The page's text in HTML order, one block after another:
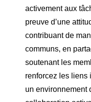
activement aux
preuve d’une
contribuant de
communs, en
soutenant les
renforcez les liens
un environnement